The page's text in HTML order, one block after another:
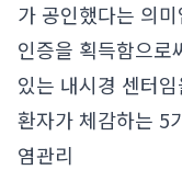
가 공인했다는 의
인증을 획득함으로
있는 내시경 센터
환자가 체감하는 5
염관리